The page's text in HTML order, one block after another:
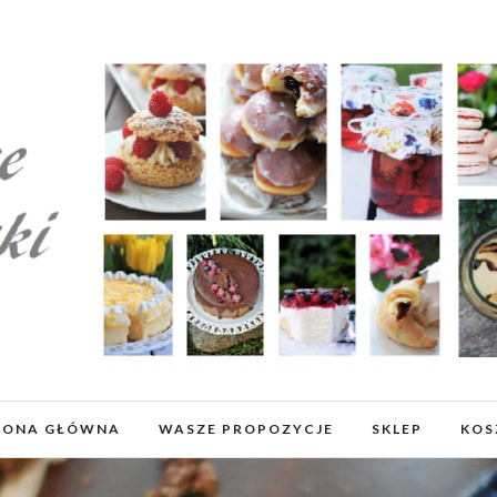
GŁÓWNA WASZE PROPOZYCJE SKLEP